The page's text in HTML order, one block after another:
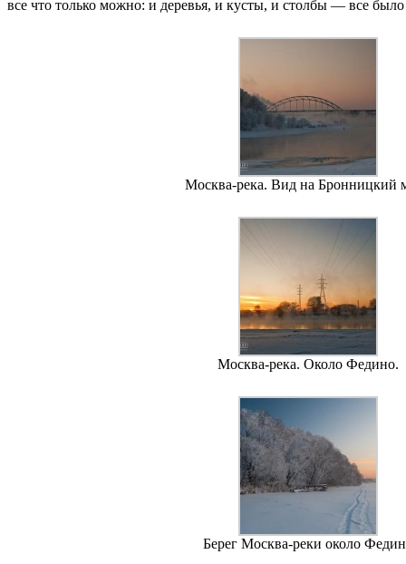
все что только можно: и деревья, и кусты, и столбы — все
Москва-река. Вид на Бронницкий
Москва-река. Около Федино.
Берег Москва-реки около